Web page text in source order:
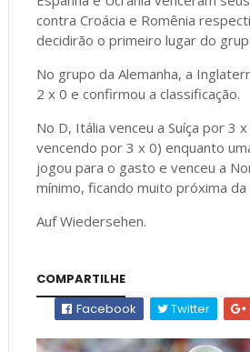
contra Croácia e Romênia
decidirão o primeiro lugar do
No grupo da Alemanha, a
2 x 0 e confirmou a classificação.
No D, Itália venceu a Suíça por 3
vencendo por 3 x 0) enquanto
jogou para o gasto e venceu a
mínimo, ficando muito próxima da
Auf Wiedersehen.
COMPARTILHE
Facebook
Twitter